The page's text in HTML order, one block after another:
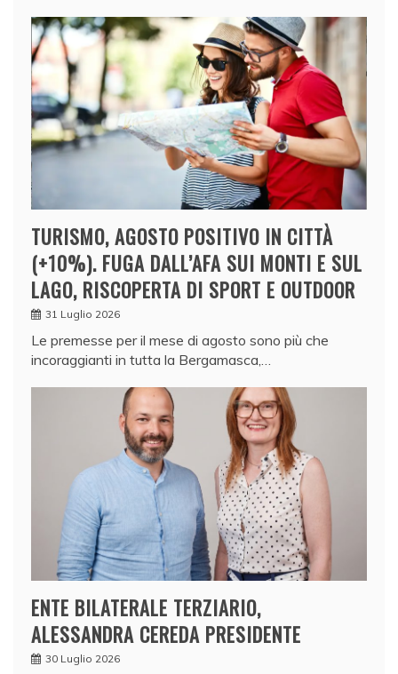
TURISMO, AGOSTO POSITIVO IN CITTÀ
(+10%). FUGA DALL’AFA SUI MONTI E SUL
LAGO, RISCOPERTA DI SPORT E OUTDOOR
31 Luglio 2026
Le premesse per il mese di agosto sono più che
incoraggianti in tutta la Bergamasca,…
ENTE BILATERALE TERZIARIO,
ALESSANDRA CEREDA PRESIDENTE
30 Luglio 2026